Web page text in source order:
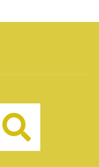
Buscar